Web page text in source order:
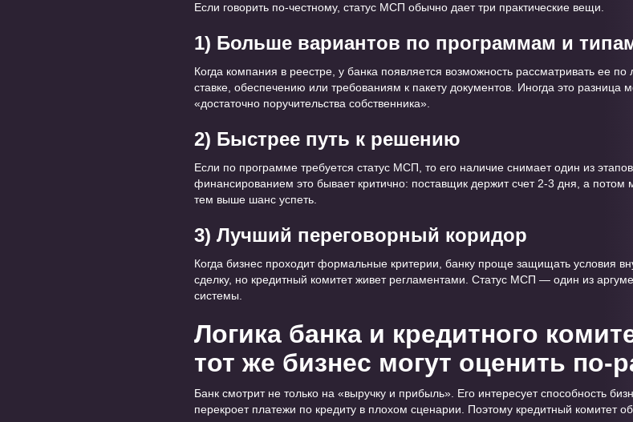
Если говорить по-честному, статус МСП обычно дает три практические вещи.
1) Больше вариантов по программам и
Когда компания в реестре, у банка появляется возможность рассматривать ее
ставке, обеспечению или требованиям к пакету документов. Иногда это разница
«достаточно поручительства собственника».
2) Быстрее путь к решению
Если по программе требуется статус МСП, то его наличие снимает один из
финансированием это бывает критично: поставщик держит счет 2-3 дня, а
тем выше шанс успеть.
3) Лучший переговорный коридор
Когда бизнес проходит формальные критерии, банку проще защищать условия
сделку, но кредитный комитет живет регламентами. Статус МСП — один из
системы.
Логика банка и кредитного
тот же бизнес могут оценить по-
Банк смотрит не только на «выручку и прибыль». Его интересует способность
перекроет платежи по кредиту в плохом сценарии. Поэтому кредитный комитет